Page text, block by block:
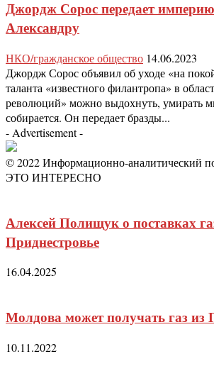
Джордж Сорос передает
Александру
НКО/гражданское общество 14.06.2023
Джордж Сорос объявил об уходе «на
таланта «известного филантропа» в
революций» можно выдохнуть, умирать
собирается. Он передает бразды...
- Advertisement -
© 2022 Информационно-аналитический
ЭТО ИНТЕРЕСНО
Алексей Полищук о поставках
Приднестровье
16.04.2025
Молдова может получать газ из
10.11.2022